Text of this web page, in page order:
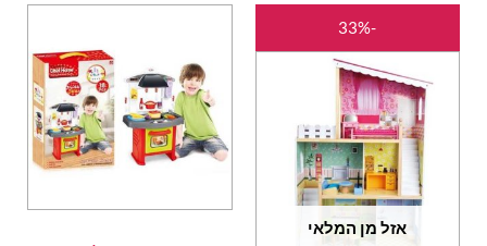
-33%
אזל מן המלאי
המחיר
המקורי
היה:
₪600.00.
₪400.00.